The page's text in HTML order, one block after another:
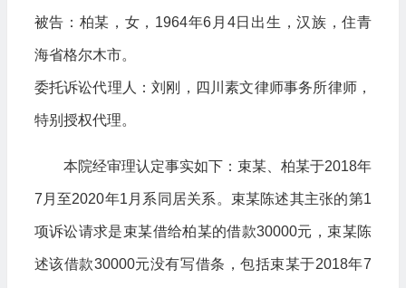
被告：柏某，女，1964年6月4日出生，汉族，住青
海省格尔木市。
委托诉讼代理人：刘刚，四川素文律师事务所律师，
特别授权代理。
本院经审理认定事实如下：束某、柏某于2018年
7月至2020年1月系同居关系。束某陈述其主张的第1
项诉讼请求是束某借给柏某的借款30000元，束某陈
述该借款30000元没有写借条，包括束某于2018年7